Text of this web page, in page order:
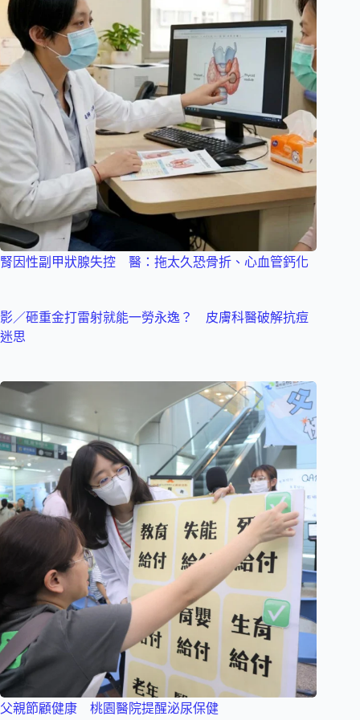
腎因性副甲狀腺失控 醫：拖太久恐骨折、心血管鈣化
影／砸重金打雷射就能一勞永逸？ 皮膚科醫破解抗痘
迷思
父親節顧健康 桃園醫院提醒泌尿保健